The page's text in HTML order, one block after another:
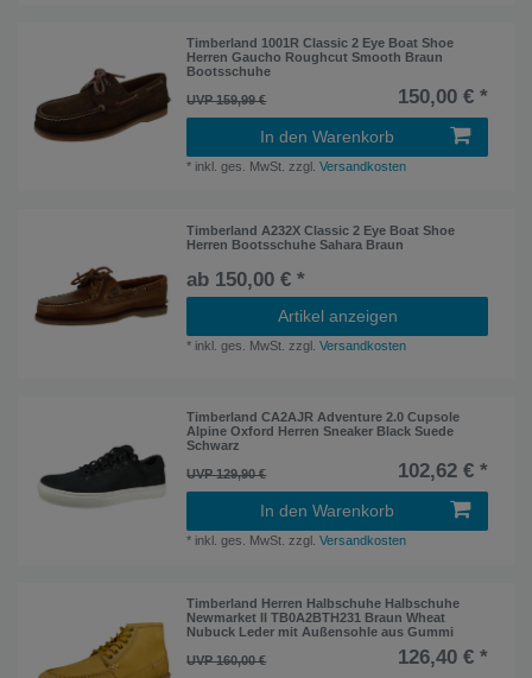
Timberland 1001R Classic 2 Eye Boat Shoe
Herren Gaucho Roughcut Smooth Braun
Bootsschuhe
UVP 159,99 €
150,00 € *
In den Warenkorb
* inkl. ges. MwSt. zzgl.Versandkosten
Timberland A232X Classic 2 Eye Boat Shoe
Herren Bootsschuhe Sahara Braun
ab 150,00 € *
Artikel anzeigen
* inkl. ges. MwSt. zzgl.Versandkosten
Timberland CA2AJR Adventure 2.0 Cupsole
Alpine Oxford Herren Sneaker Black Suede
Schwarz
UVP 129,90 €
102,62 € *
In den Warenkorb
* inkl. ges. MwSt. zzgl.Versandkosten
Timberland Herren Halbschuhe Halbschuhe
Newmarket II TB0A2BTH231 Braun Wheat
Nubuck Leder mit Außensohle aus Gummi
UVP 160,00 €
126,40 € *